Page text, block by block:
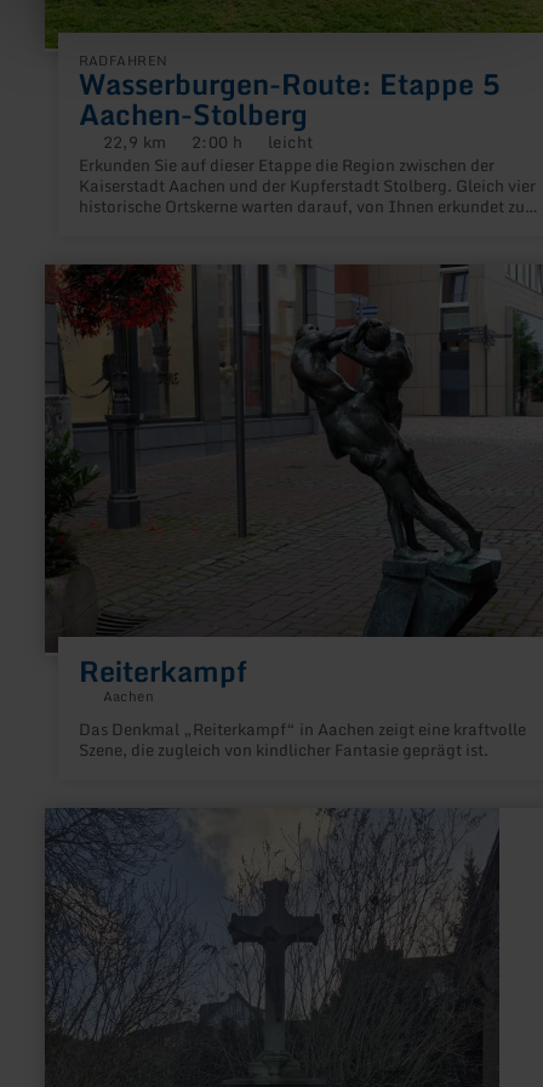
RADFAHREN
Wasserburgen-Route: Etappe 5
Aachen-Stolberg
Distanz:
22,9 km Dauer:
2:00 h Anforderung:
leicht
Erkunden Sie auf dieser Etappe die Region zwischen der
Kaiserstadt Aachen und der Kupferstadt Stolberg. Gleich vier
historische Ortskerne warten darauf, von Ihnen erkundet zu
Reiterkampf
Aachen
Das Denkmal „Reiterkampf“ in Aachen zeigt eine kraftvolle
Szene, die zugleich von kindlicher Fantasie geprägt ist.
mehr
erfahren
zu:
Reiterkampf
mehr
erfahren
zu:
Dorfhistorischer
Rundweg